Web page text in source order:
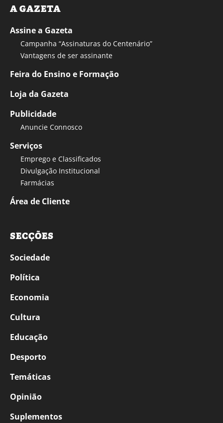
A GAZETA
Assine a Gazeta
Campanha “Assinaturas do Centenário”
Vantagens de ser assinante
Feira do Ensino e Formação
Loja da Gazeta
Publicidade
Anuncie Connosco
Serviços
Emprego e Classificados
Divulgação Institucional
Farmácias
Área de Cliente
SECÇÕES
Sociedade
Política
Economia
Cultura
Educação
Desporto
Temáticas
Opinião
Suplementos